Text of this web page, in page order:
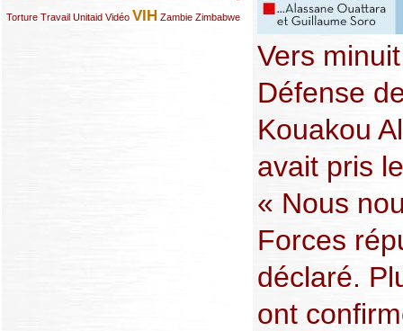
Torture
(17/289)Travail
(21/289) Unitaid
(26/289) Vidéo
(23/289) VIH
(154/289) Zambie
(12/289) Zimbabwe
(21/289)
Vers
Défense
Kouakou
avait pris
« Nous
Forces
déclaré.
ont